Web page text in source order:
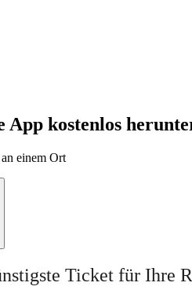
App kostenlos
einem Ort
Ticket für Ihre